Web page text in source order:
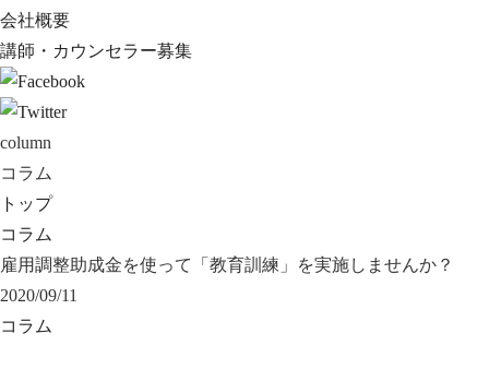
会社概要
講師・カウンセラー募集
column
コラム
トップ
コラム
雇用調整助成金を使って「教育訓練」を実施しませんか？
2020/09/11
コラム